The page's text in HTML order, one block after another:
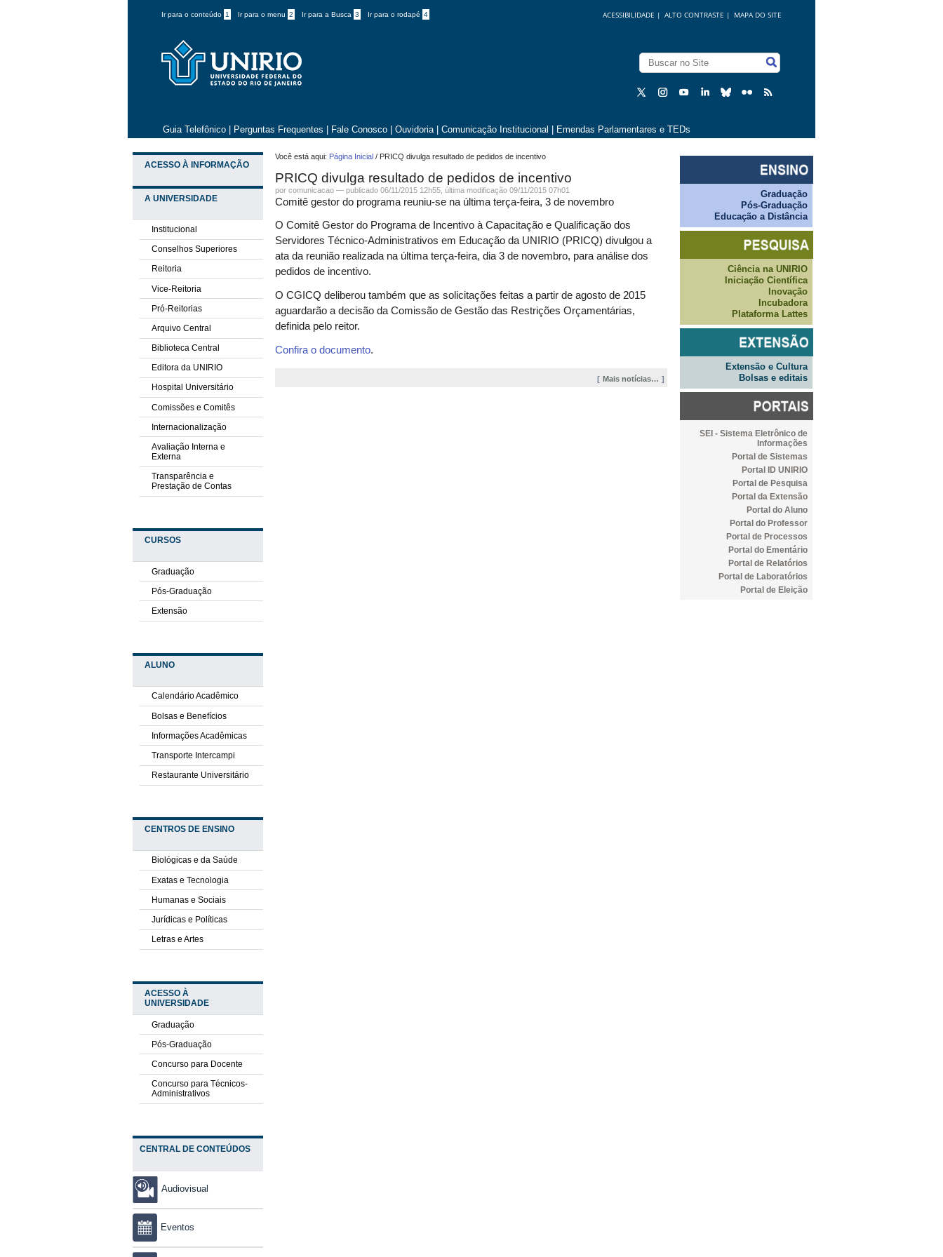
Ir para o conteúdo 1 Ir para o menu 2 Ir para a Busca 3 Ir para o rodapé 4 MAPA DO SITE
ALTO CONTRASTE |
ACESSIBILIDADE |
Guia Telefônico Perguntas Frequentes Fale Conosco Ouvidoria Comunicação Institucional Emendas Parlamentares e TEDs
ACESSO À INFORMAÇÃO
A UNIVERSIDADE
Institucional
Conselhos Superiores
Reitoria
Vice-Reitoria
Pró-Reitorias
Arquivo Central
Biblioteca Central
Editora da UNIRIO
Hospital Universitário
Comissões e Comitês
Internacionalização
Avaliação Interna e
Externa
Transparência e
Prestação de Contas
CURSOS
Graduação
Pós-Graduação
Extensão
ALUNO
Calendário Acadêmico
Bolsas e Benefícios
Informações Acadêmicas
Transporte Intercampi
Restaurante Universitário
CENTROS DE ENSINO
Biológicas e da Saúde
Exatas e Tecnologia
Humanas e Sociais
Jurídicas e Políticas
Letras e Artes
ACESSO À
UNIVERSIDADE
Graduação
Pós-Graduação
Concurso para Docente
Concurso para Técnicos-
Administrativos
CENTRAL DE CONTEÚDOS
Audiovisual
Eventos
Você está aqui: Página Inicial / PRICQ divulga resultado de pedidos de incentivo
PRICQ divulga resultado de pedidos de incentivo
por comunicacao —publicado 06/11/2015 12h55,última modificação 09/11/2015 07h01
Comitê gestor do programa reuniu-se na última terça-feira, 3 de novembro
O Comitê Gestor do Programa de Incentivo à Capacitação e Qualificação dos
Servidores Técnico-Administrativos em Educação da UNIRIO (PRICQ) divulgou a
ata da reunião realizada na última terça-feira, dia 3 de novembro, para análise dos
pedidos de incentivo.
O CGICQ deliberou também que as solicitações feitas a partir de agosto de 2015
aguardarão a decisão da Comissão de Gestão das Restrições Orçamentárias,
definida pelo reitor.
Confira o documento.
Mais notícias…
Graduação
Pós-Graduação
Educação a Distância
Ciência na UNIRIO
Iniciação Científica
Inovação
Incubadora
Plataforma Lattes
Extensão e Cultura
Bolsas e editais
SEI - Sistema Eletrônico de
Informações
Portal de Sistemas
Portal ID UNIRIO
Portal de Pesquisa
Portal da Extensão
Portal do Aluno
Portal do Professor
Portal de Processos
Portal do Ementário
Portal de Relatórios
Portal de Laboratórios
Portal de Eleição